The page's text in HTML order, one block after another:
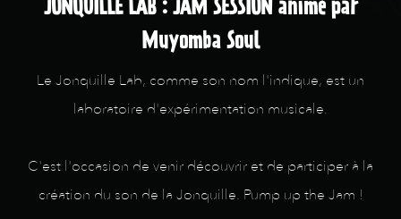
JONQUILLE LAB : JAM SESSION animé par
Muyomba Soul
Le Jonquille Lab, comme son nom l'indique, est un
laboratoire d'expérimentation musicale.
C'est l'occasion de venir découvrir et de participer à la
création du son de la Jonquille. Pump up the Jam !